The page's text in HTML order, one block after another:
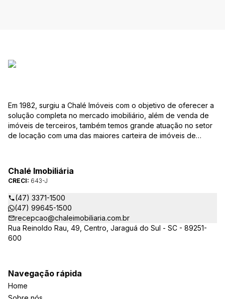
Em 1982, surgiu a Chalé Imóveis com o objetivo de oferecer a
solução completa no mercado imobiliário, além de venda de
imóveis de terceiros, também temos grande atuação no setor
de locação com uma das maiores carteira de imóveis de
Arte Imóveis. E também reavaliamos a nossa Missão, Visão e
Valores.
Chalé Imobiliária
CRECI: 643-J
(47) 3371-1500
(47) 99645-1500
recepcao@chaleimobiliaria.com.br
Rua Reinoldo Rau, 49, Centro, Jaraguá do Sul - SC - 89251-
600
Navegação rápida
Home